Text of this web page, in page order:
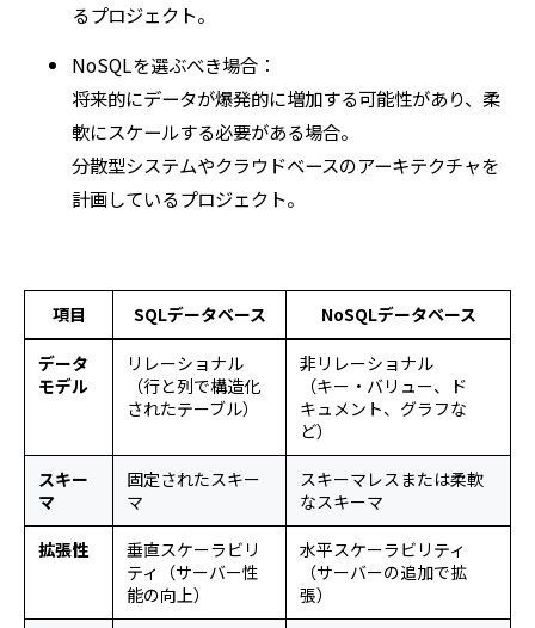
るプロジェクト。
NoSQLを選ぶべき場合：
将来的にデータが爆発的に増加する可能性があり、柔
軟にスケールする必要がある場合。
分散型システムやクラウドベースのアーキテクチャを
計画しているプロジェクト。
項目 SQLデータベース NoSQLデータベース
データ
モデル
リレーショナル
（行と列で構造化
されたテーブル）
非リレーショナル
（キー・バリュー、ド
キュメント、グラフな
ど）
スキー
マ
固定されたスキー
マ
スキーマレスまたは柔軟
なスキーマ
拡張性
垂直スケーラビリ
ティ（サーバー性
能の向上）
水平スケーラビリティ
（サーバーの追加で拡
張）